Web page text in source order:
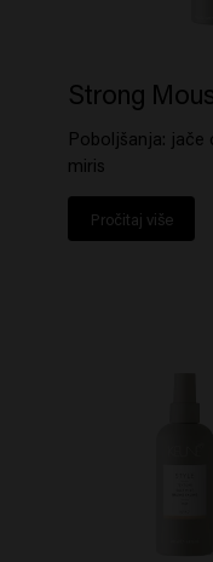
Strong
Poboljšanja: jače
miris
Pročitaj više